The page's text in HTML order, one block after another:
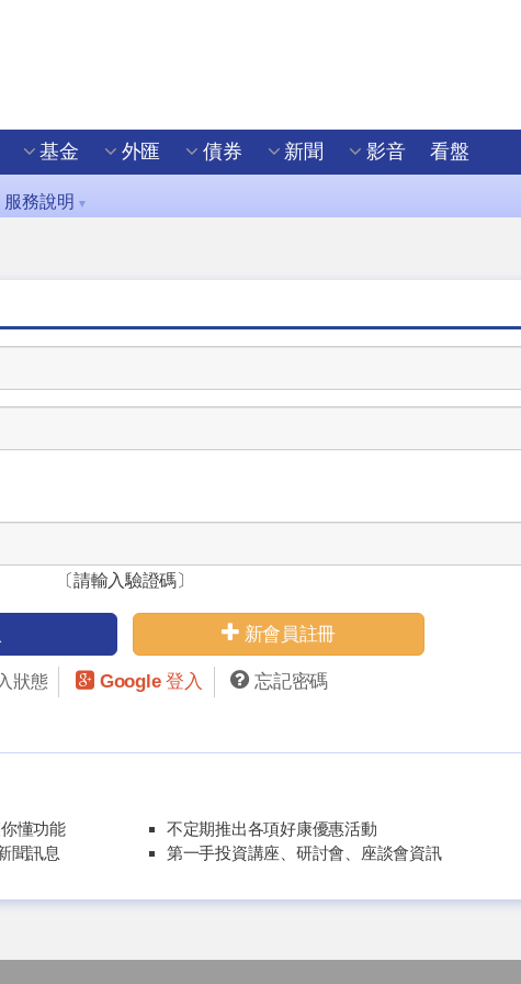
基金 外匯 債券 新聞 影音 看盤
服務說明 ▼
〔請輸入驗證碼〕
新會員註冊
狀態 Google 登入 忘記密碼
懂功能
聞訊息
不定期推出各項好康優惠活動
第一手投資講座、研討會、座談會資訊